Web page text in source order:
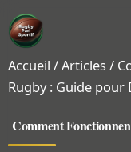
Accueil /Articles /
Rugby : Guide pour
Comment